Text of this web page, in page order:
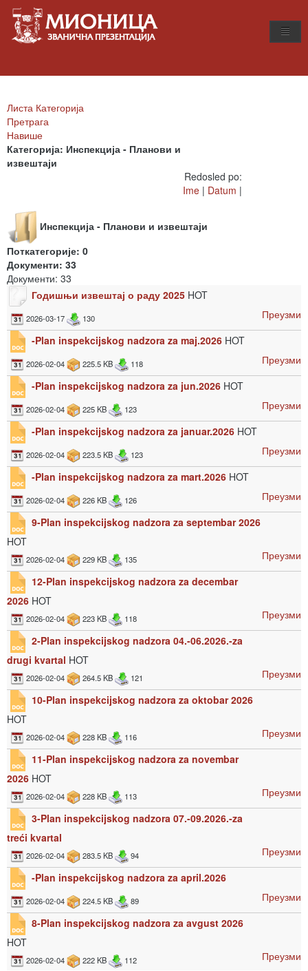
Листа Категорија
Претрага
Навише
Категорија: Инспекција - Планови и
извештаји
Redosled po:
Ime | Datum |
Инспекција - Планови и извештаји
Поткатегорије: 0
Документи: 33
Документи: 33
Годишњи извештај о раду 2025 HOT
2026-03-17 130
Преузми
-Plan inspekcijskog nadzora za maj.2026 HOT
2026-02-04 225.5 KB 118
Преузми
-Plan inspekcijskog nadzora za jun.2026 HOT
2026-02-04 225 KB 123
Преузми
-Plan inspekcijskog nadzora za januar.2026 HOT
2026-02-04 223.5 KB 123
Преузми
-Plan inspekcijskog nadzora za mart.2026 HOT
2026-02-04 226 KB 126
Преузми
9-Plan inspekcijskog nadzora za septembar 2026
HOT
2026-02-04 229 KB 135
Преузми
12-Plan inspekcijskog nadzora za decembar
2026 HOT
2026-02-04 223 KB 118
Преузми
2-Plan inspekcijskog nadzora 04.-06.2026.-za
drugi kvartal HOT
2026-02-04 264.5 KB 121
Преузми
10-Plan inspekcijskog nadzora za oktobar 2026
HOT
2026-02-04 228 KB 116
Преузми
11-Plan inspekcijskog nadzora za novembar
2026 HOT
2026-02-04 228 KB 113
Преузми
3-Plan inspekcijskog nadzora 07.-09.2026.-za
treći kvartal
2026-02-04 283.5 KB 94
Преузми
-Plan inspekcijskog nadzora za april.2026
2026-02-04 224.5 KB 89
Преузми
8-Plan inspekcijskog nadzora za avgust 2026
HOT
2026-02-04 222 KB 112
Преузми